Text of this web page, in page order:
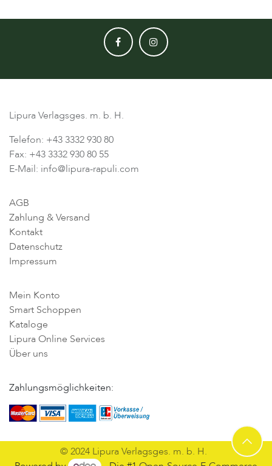
Lipura Verlagsges. m. b. H.
Telefon: +43 3332 930 80
Fax: +43 3332 930 80 55
E-Mail: info@lipura-rapuli.com
AGB
Zahlung & Versand
Kontakt
Datenschutz
Impressum
Mein Konto
Smart Schoppen
Kataloge
Lipura Online Services
Über uns
Zahlungsmöglichkeiten:
© 2024 Lipura Verlagsges. m. b. H.